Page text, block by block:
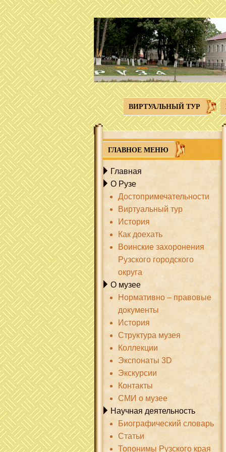
Перейти к основному содержанию
ВИРТУАЛЬНЫЙ ТУР
ГЛАВНОЕ МЕНЮ
Главная
О Рузе
Достопримечательности
Виртуальный тур
История
Как доехать
Воинские захоронения
Рузского городского
округа
О музее
Нормативно – правовые
документы
История
Структура музея
Коллекции
Экспонаты 3D
Экскурсии
Контакты
СМИ о музее
Научная деятельность
Биографический словарь
Статьи
Топонимы Рузского края